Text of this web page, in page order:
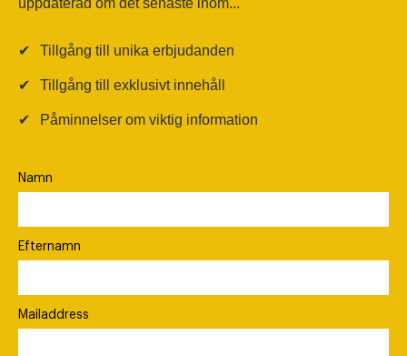
uppdaterad om det senaste inom...
✔ Tillgång till unika erbjudanden
✔ Tillgång till exklusivt innehåll
✔ Påminnelser om viktig information
Namn
Efternamn
Mailaddress